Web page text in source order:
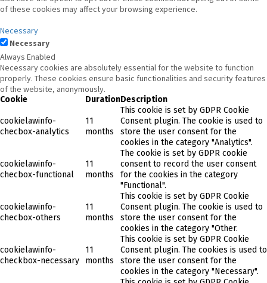
of these cookies may affect your browsing experience.
Necessary
Necessary
Always Enabled
Necessary cookies are absolutely essential for the website to function
properly. These cookies ensure basic functionalities and security features
of the website, anonymously.
Cookie DurationDescription
cookielawinfo-
checbox-analytics
11
months
This cookie is set by GDPR Cookie
Consent plugin. The cookie is used to
store the user consent for the
cookies in the category "Analytics".
cookielawinfo-
checbox-functional
11
months
The cookie is set by GDPR cookie
consent to record the user consent
for the cookies in the category
"Functional".
cookielawinfo-
checbox-others
11
months
This cookie is set by GDPR Cookie
Consent plugin. The cookie is used to
store the user consent for the
cookies in the category "Other.
cookielawinfo-
checkbox-necessary
11
months
This cookie is set by GDPR Cookie
Consent plugin. The cookies is used to
store the user consent for the
cookies in the category "Necessary".